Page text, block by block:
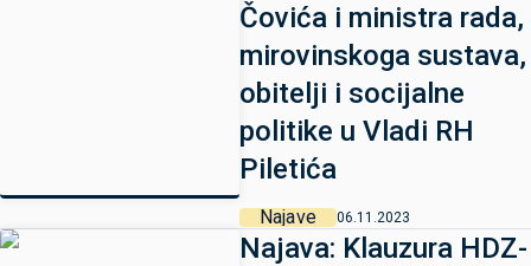
Čovića i ministra rada,
mirovinskoga sustava,
obitelji i socijalne
politike u Vladi RH
Piletića
Najave 06.11.2023
Najava: Klauzura HDZ-